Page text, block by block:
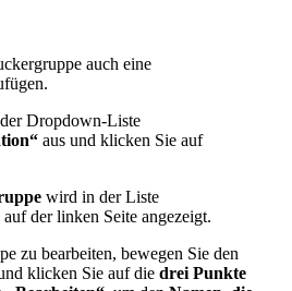
auch eine
Dropdown-Liste
aus und klicken Sie auf
wird in der Liste
auf der linken Seite angezeigt.
zu bearbeiten, bewegen Sie den
klicken Sie auf die drei Punkte